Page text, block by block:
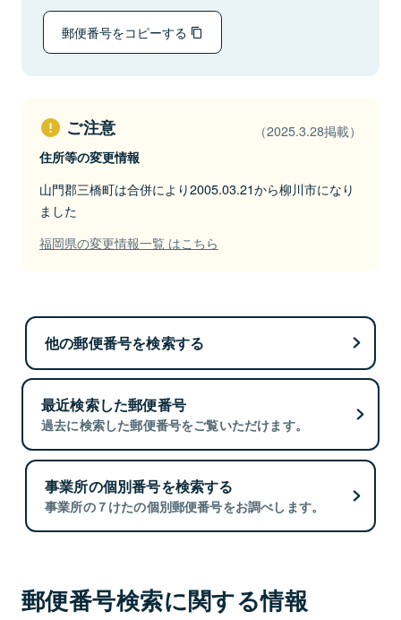
郵便番号をコピーする
ご注意 （2025.3.28掲載）
住所等の変更情報
山門郡三橋町は合併により2005.03.21から柳川市になり
ました
福岡県の変更情報一覧 はこちら
他の郵便番号を検索する
最近検索した郵便番号
過去に検索した郵便番号をご覧いただけます。
事業所の個別番号を検索する
事業所の７けたの個別郵便番号をお調べします。
郵便番号検索に関する情報